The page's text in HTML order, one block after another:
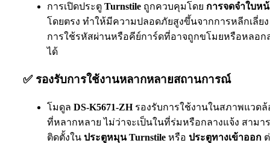
การเปิดประตู Turnstile ถูกควบคุมโดย การจดจำใบห
โดยตรง ทำให้มีความปลอดภัยสูงขึ้นจากการหลีกเลี่ยง
การใช้รหัสผ่านหรือคีย์การ์ดที่อาจถูกขโมยหรือหลอก
ได้
✅ รองรับการใช้งานหลากหลายสถานการณ์
โมดูล DS-K5671-ZHรองรับการใช้งานในสภาพแวด
ที่หลากหลาย ไม่ว่าจะเป็นในที่ร่มหรือกลางแจ้ง สามา
ติดตั้งใน ประตูหมุน Turnstile หรือ ประตูทางเข้าออก